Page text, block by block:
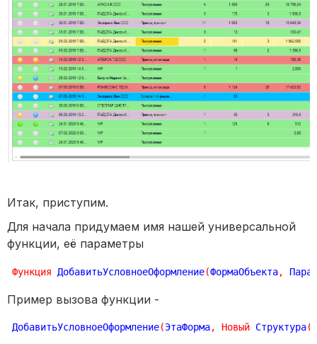
Итак, приступим.
Для начала придумаем имя нашей универсальной
функции, её параметры
Функция ДобавитьУсловноеОформление(ФормаОбъекта,
Пример вызова функции -
ДобавитьУсловноеОформление(ЭтаФорма, Новый Структура(